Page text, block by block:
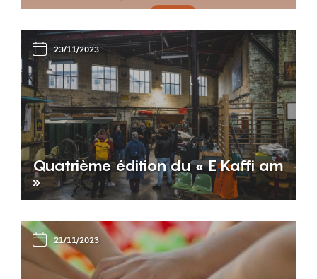
23/11/2023
Quatrième édition du « E Kaffi am
»
21/11/2023